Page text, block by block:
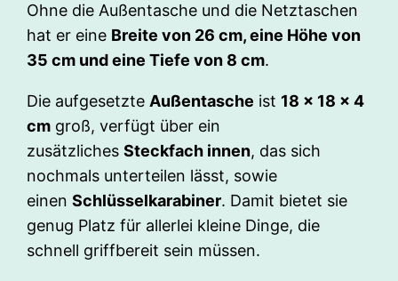
Ohne die Außentasche und die Netztaschen
hat er eine Breite von 26 cm, eine Höhe von
35 cm und eine Tiefe von 8 cm.
Die aufgesetzteAußentasche ist 18 × 18 × 4
cm groß, verfügt über ein
zusätzlichesSteckfach innen, das sich
nochmals unterteilen lässt, sowie
einenSchlüsselkarabiner. Damit bietet sie
genug Platz für allerlei kleine Dinge, die
schnell griffbereit sein müssen.